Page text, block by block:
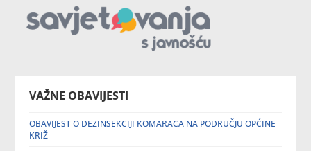
VAŽNE OBAVIJESTI
OBAVIJEST O DEZINSEKCIJI KOMARACA NA PODRUČJU OPĆINE
KRIŽ